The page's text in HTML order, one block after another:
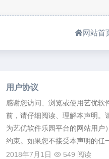
网站首
用户协议
感谢您访问、浏览或使用艺优软
前，请仔细阅读、理解本声明。
为艺优软件乐园平台的网站用户
约束。如果您不接受本声明的任
2018年7月1日
549 阅读